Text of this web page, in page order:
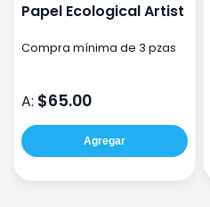
Papel Ecological Artist
Compra mínima de 3 pzas
A: $65.00
Agregar